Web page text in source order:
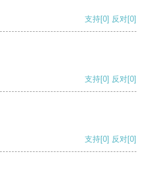
支持[0] 反对[0]
支持[0] 反对[0]
支持[0] 反对[0]